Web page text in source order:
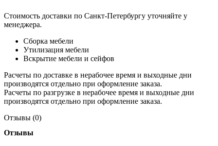
Стоимость доставки по Санкт-Петербургу уточняйте у
менеджера.
Сборка мебели
Утилизация мебели
Вскрытие мебели и сейфов
Расчеты по доставке в нерабочее время и выходные дни
производятся отдельно при оформление заказа.
Расчеты по разгрузке в нерабочее время и выходные дни
производятся отдельно при оформление заказа.
Отзывы (0)
Отзывы